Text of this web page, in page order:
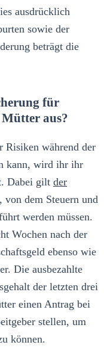
ausdrücklich
sowie der
beträgt die
für
Mütter aus?
Risiken während der
kann, wird ihr ihr
Dabei gilt der
, von dem Steuern und
werden müssen.
Wochen nach der
ebenso wie
Die ausbezahlte
der letzten drei
einen Antrag bei
stellen, um
können.